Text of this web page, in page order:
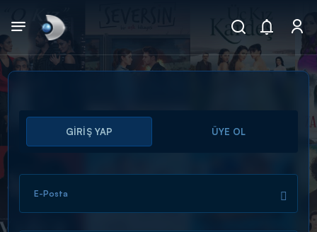
Arama
ARAMA SONUÇLARI
GİRİŞ YAP ÜYE OL
E-Posta